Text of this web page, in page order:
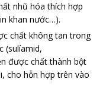
nhũ hóa thích hợp
khan nước…).
chất không tan trong
(sulíamid,
được chất thành bột
cho hỗn hợp trên vào